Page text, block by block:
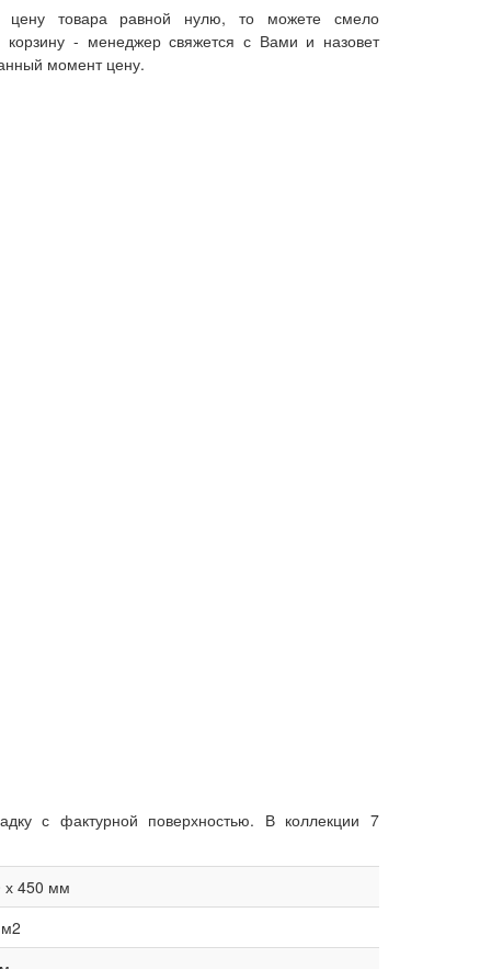
товара равной нулю, то можете смело
корзину - менеджер свяжется с Вами и назовет
момент цену.
с фактурной поверхностью. В коллекции 7
х 450 мм